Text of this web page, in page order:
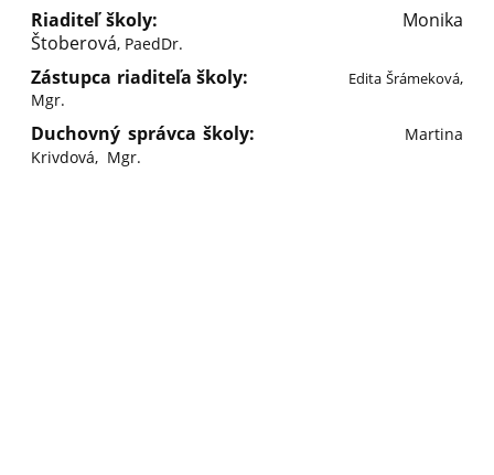
Riaditeľ školy:
Monika
Štoberová, PaedDr.
Zástupca riaditeľa školy: Edita Šrámeková,
Mgr.
Duchovný správca školy:
Martina
Krivdová, Mgr.